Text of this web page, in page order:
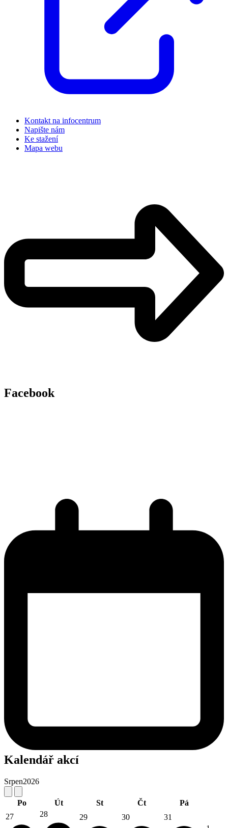
Kontakt na infocentrum
Napište nám
Ke stažení
Mapa webu
Facebook
Kalendář akcí
Srpen2026
Po Út St Čt
Pá
27
28 29 30
31